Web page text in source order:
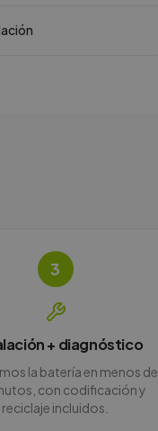
3
+ diagnóstico
la batería en menos de
con codificación y
reciclaje incluidos.